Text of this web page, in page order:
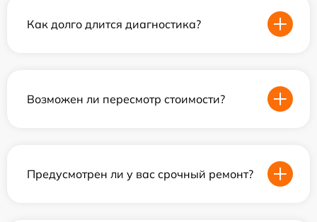
Как долго длится диагностика?
Возможен ли пересмотр стоимости?
Предусмотрен ли у вас срочный ремонт?